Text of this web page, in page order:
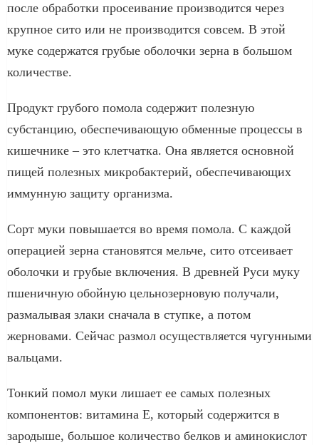
после обработки просеивание производится через
крупное сито или не производится совсем. В этой
муке содержатся грубые оболочки зерна в большом
количестве.
Продукт грубого помола содержит полезную
субстанцию, обеспечивающую обменные процессы в
кишечнике – это клетчатка. Она является основной
пищей полезных микробактерий, обеспечивающих
иммунную защиту организма.
Сорт муки повышается во время помола. С каждой
операцией зерна становятся мельче, сито отсеивает
оболочки и грубые включения. В древней Руси муку
пшеничную обойную цельнозерновую получали,
размалывая злаки сначала в ступке, а потом
жерновами. Сейчас размол осуществляется чугунными
вальцами.
Тонкий помол муки лишает ее самых полезных
компонентов: витамина Е, который содержится в
зародыше, большое количество белков и аминокислот